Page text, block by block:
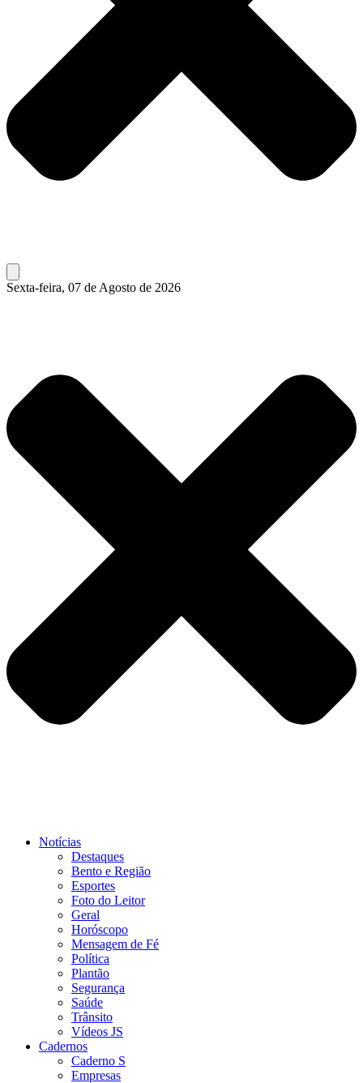
Sexta-feira, 07 de Agosto de 2026
Notícias
Destaques
Bento e Região
Esportes
Foto do Leitor
Geral
Horóscopo
Mensagem de Fé
Política
Plantão
Segurança
Saúde
Trânsito
Vídeos JS
Cadernos
Caderno S
Empresas